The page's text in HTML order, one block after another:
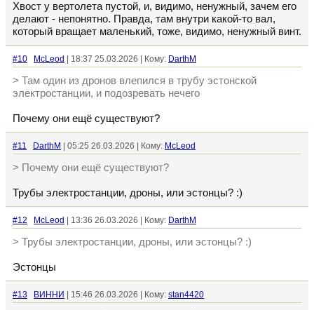
Хвост у вертолета пустой, и, видимо, ненужный, зачем его
делают - непонятно. Правда, там внутри какой-то вал,
который вращает маленький, тоже, видимо, ненужный винт.
#10 McLeod | 18:37 25.03.2026 | Кому: DarthM
> Там один из дронов влепился в трубу эстонской
электростанции, и подозревать нечего
Почему они ещё существуют?
#11 DarthM | 05:25 26.03.2026 | Кому: McLeod
> Почему они ещё существуют?
Трубы электростанции, дроны, или эстонцы? :)
#12 McLeod | 13:36 26.03.2026 | Кому: DarthM
> Трубы электростанции, дроны, или эстонцы? :)
Эстонцы
#13 ВИННИ | 15:46 26.03.2026 | Кому: stan4420